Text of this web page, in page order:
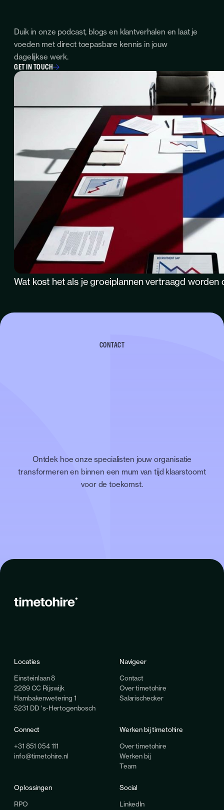
Duik in onze podcast, blogs en klantverhalen en laat je
voeden met direct toepasbare kennis in jouw
dagelijkse werk.
GET IN TOUCH
Wat kost het als je groeiplannen vertraagd worden
CONTACT
Ontdek hoe onze specialisten jouw organisatie
transformeren en binnen een mum van tijd klaarstoomt
voor de toekomst.
Locaties
Einsteinlaan 8
2289 CC Rijswijk
Hambakenwetering 1
5231 DD ‘s-Hertogenbosch
Navigeer
Contact
Over timetohire
Salarischecker
Connect
+31 851 054 111
info@timetohire.nl
Werken bij timetohire
Over timetohire
Werken bij
Team
Oplossingen
RPO
Social
LinkedIn